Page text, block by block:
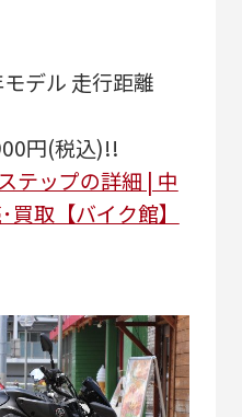
デル 走行距離
円(税込)!!
テップの詳細 | 中
取【バイク館】